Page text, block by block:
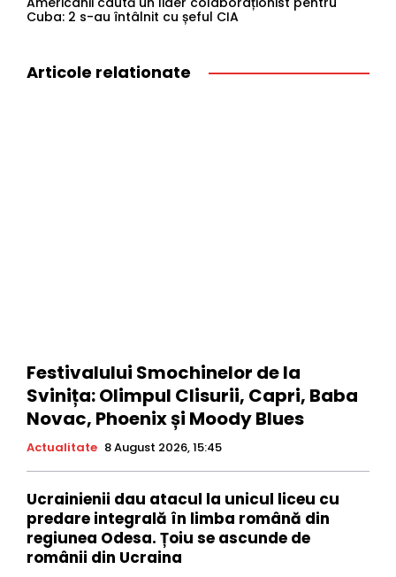
Cuba: 2 s-au întâlnit cu șeful CIA
Articole relationate
Festivalului Smochinelor de la
Svinița: Olimpul Clisurii, Capri, Baba
Novac, Phoenix și Moody Blues
Actualitate 8 August 2026, 15:45
Ucrainienii dau atacul la unicul liceu cu
predare integrală în limba română din
regiunea Odesa. Țoiu se ascunde de
românii din Ucraina